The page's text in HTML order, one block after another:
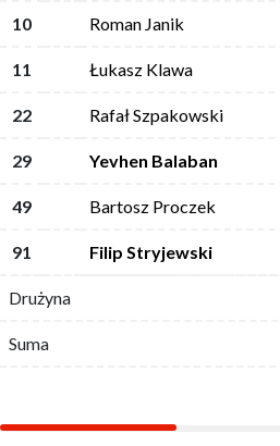
10 Roman Janik
11 Łukasz Klawa
22 Rafał Szpakowski
29 Yevhen Balaban
49 Bartosz Proczek
91 Filip Stryjewski
Drużyna
Suma
10 Roman Janik
11 Łukasz Klawa
22 Rafał Szpakowski
29 Yevhen Balaban
49 Bartosz Proczek
91 Filip Stryjewski
Drużyna
Suma